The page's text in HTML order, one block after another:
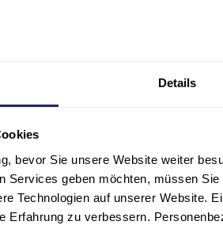
Details
bevor Sie unsere Website weiter
Services geben möchten, müssen
Technologien auf unserer Website.
Erfahrung zu verbessern.
UND HOTEL
UND